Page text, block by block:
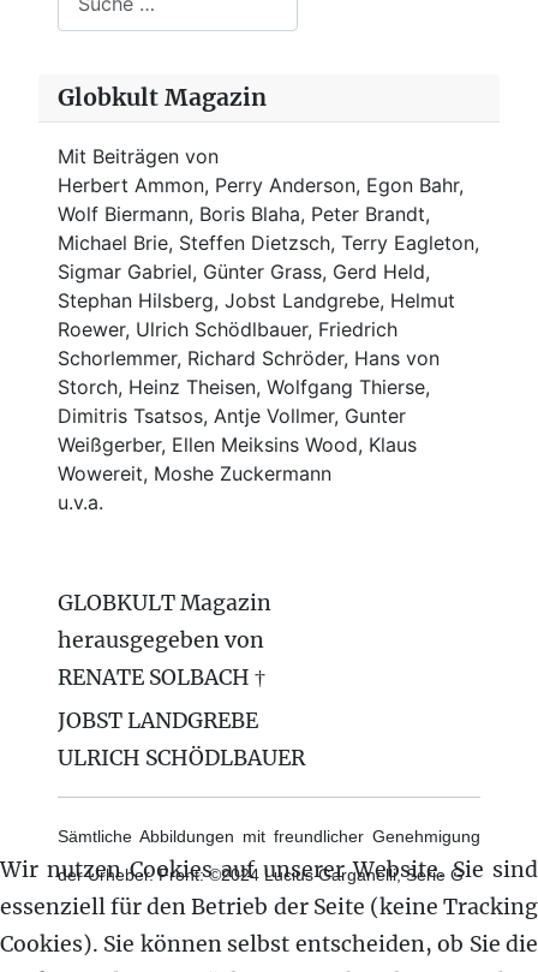
Globkult Magazin
Mit Beiträgen von
Herbert Ammon, Perry Anderson, Egon Bahr,
Wolf Biermann, Boris Blaha, Peter Brandt,
Michael Brie, Steffen Dietzsch, Terry Eagleton,
Sigmar Gabriel, Günter Grass, Gerd Held,
Stephan Hilsberg, Jobst Landgrebe, Helmut
Roewer, Ulrich Schödlbauer, Friedrich
Schorlemmer, Richard Schröder, Hans von
Storch, Heinz Theisen, Wolfgang Thierse,
Dimitris Tsatsos, Antje Vollmer, Gunter
Weißgerber, Ellen Meiksins Wood, Klaus
Wowereit, Moshe Zuckermann
u.v.a.
GLOBKULT Magazin
herausgegeben von
RENATE SOLBACH †
JOBST LANDGREBE
ULRICH SCHÖDLBAUER
Sämtliche Abbildungen mit freundlicher Genehmigung
der Urheber. Front: ©2024 Lucius Garganelli, Serie G
Wir nutzen Cookies auf unserer Website. Sie sind
essenziell für den Betrieb der Seite (keine Tracking
Cookies). Sie können selbst entscheiden, ob Sie die